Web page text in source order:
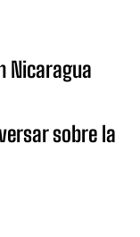
Nicaragua
sobre la